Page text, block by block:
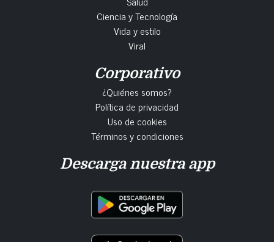
Ciencia y Tecnología
Vida y estilo
Viral
Corporativo
¿Quiénes somos?
Política de privacidad
Uso de cookies
Términos y condiciones
Descarga nuestra app